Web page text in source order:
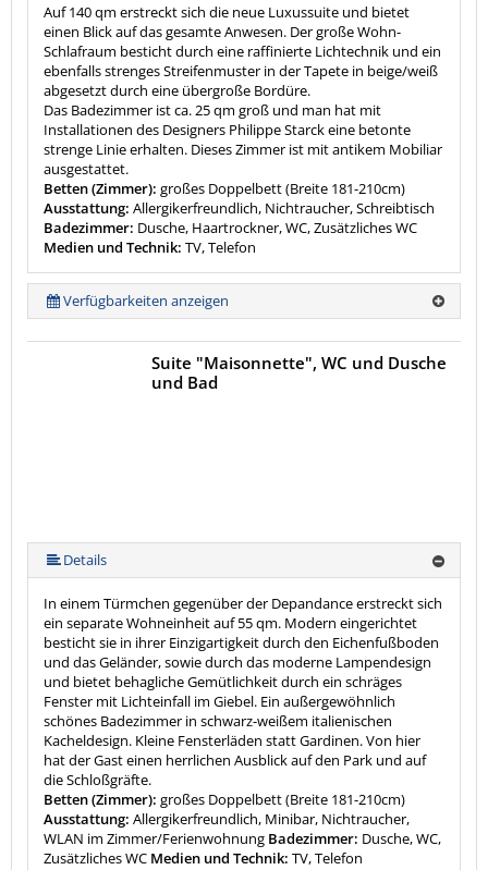
Auf 140 qm erstreckt sich die neue Luxussuite und bietet
einen Blick auf das gesamte Anwesen. Der große Wohn-
Schlafraum besticht durch eine raffinierte Lichtechnik und ein
ebenfalls strenges Streifenmuster in der Tapete in beige/weiß
abgesetzt durch eine übergroße Bordüre.
Das Badezimmer ist ca. 25 qm groß und man hat mit
Installationen des Designers Philippe Starck eine betonte
strenge Linie erhalten. Dieses Zimmer ist mit antikem Mobiliar
ausgestattet.
Betten (Zimmer): großes Doppelbett (Breite 181-210cm)
Ausstattung: Allergikerfreundlich, Nichtraucher, Schreibtisch
Badezimmer: Dusche, Haartrockner, WC, Zusätzliches WC
Medien und Technik: TV, Telefon
Verfügbarkeiten anzeigen
Suite "Maisonnette", WC und Dusche
und Bad
Details
In einem Türmchen gegenüber der Depandance erstreckt sich
ein separate Wohneinheit auf 55 qm. Modern eingerichtet
besticht sie in ihrer Einzigartigkeit durch den Eichenfußboden
und das Geländer, sowie durch das moderne Lampendesign
und bietet behagliche Gemütlichkeit durch ein schräges
Fenster mit Lichteinfall im Giebel. Ein außergewöhnlich
schönes Badezimmer in schwarz-weißem italienischen
Kacheldesign. Kleine Fensterläden statt Gardinen. Von hier
hat der Gast einen herrlichen Ausblick auf den Park und auf
die Schloßgräfte.
Betten (Zimmer): großes Doppelbett (Breite 181-210cm)
Ausstattung: Allergikerfreundlich, Minibar, Nichtraucher,
WLAN im Zimmer/Ferienwohnung Badezimmer: Dusche, WC,
Zusätzliches WC Medien und Technik: TV, Telefon